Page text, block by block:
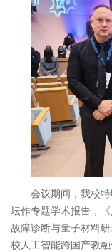
会议期间，我校
坛作专题学术报告，《
故障诊断与量子材料
校人工智能跨国产教